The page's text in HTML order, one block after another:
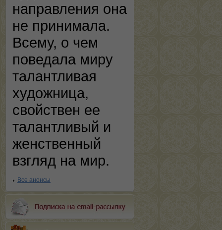
направления она
не принимала.
Всему, о чем
поведала миру
талантливая
художница,
свойствен ее
талантливый и
женственный
взгляд на мир.
Все анонсы